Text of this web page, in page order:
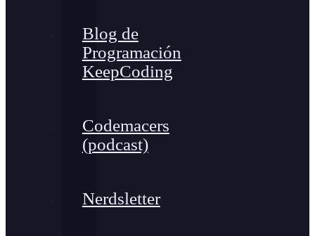
Blog de
Programación
KeepCoding
Codemacers
(podcast)
Nerdsletter